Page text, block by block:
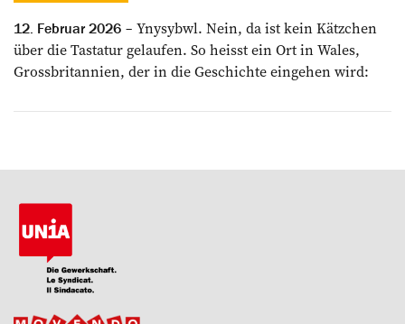
12. Februar 2026
Ynysybwl. Nein, da ist kein Kätzchen
über die Tastatur gelaufen. So heisst ein Ort in Wales,
Grossbritannien, der in die Geschichte eingehen wird: